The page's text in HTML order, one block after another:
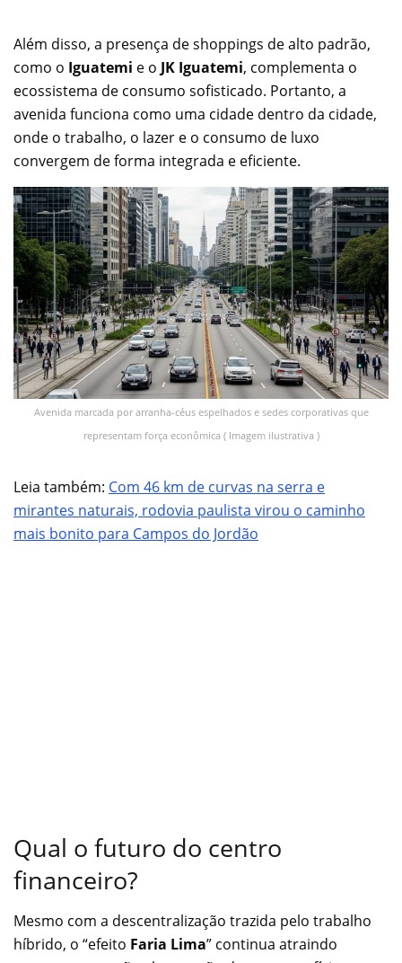
Além disso, a presença de shoppings de alto padrão,
como o Iguatemi e o JK Iguatemi, complementa o
ecossistema de consumo sofisticado. Portanto, a
avenida funciona como uma cidade dentro da cidade,
onde o trabalho, o lazer e o consumo de luxo
convergem de forma integrada e eficiente.
Avenida marcada por arranha-céus espelhados e sedes corporativas que
representam força econômica ( Imagem ilustrativa )
Leia também: Com 46 km de curvas na serra e
mirantes naturais, rodovia paulista virou o caminho
mais bonito para Campos do Jordão
Qual o futuro do centro
financeiro?
Mesmo com a descentralização trazida pelo trabalho
híbrido, o “efeito Faria Lima” continua atraindo